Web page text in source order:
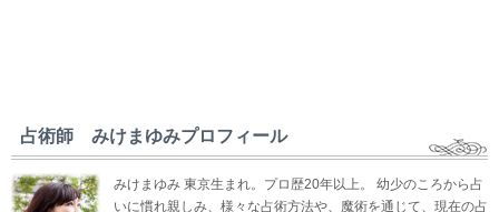
占術師 みけまゆみプロフィール
みけまゆみ 東京生まれ。プロ歴20年以上。 幼少のころから占
いに慣れ親しみ、様々な占術方法や、魔術を通じて、現在の占